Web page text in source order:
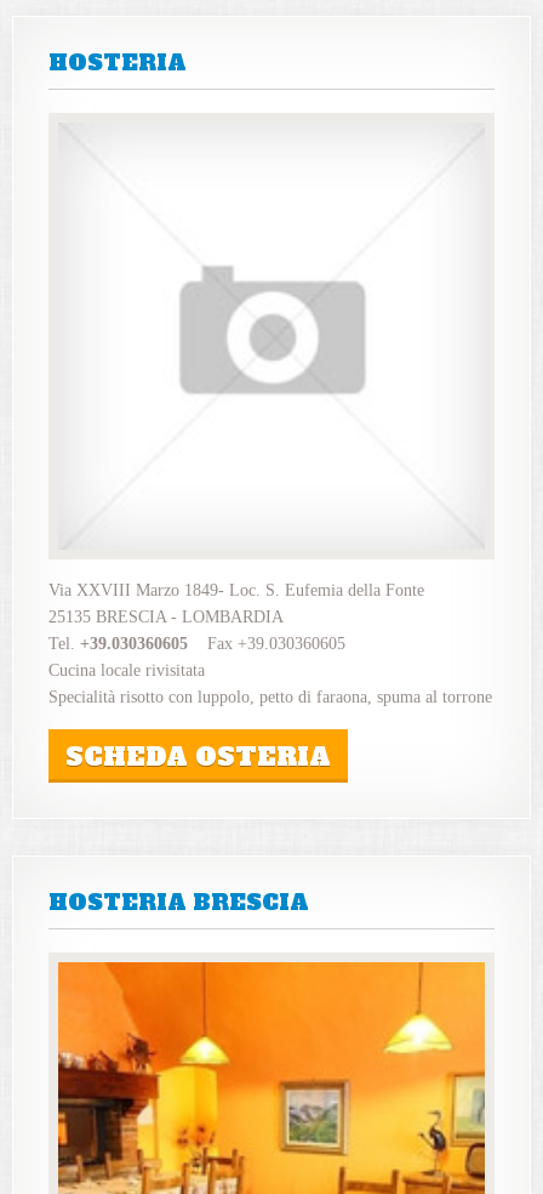
HOSTERIA
Via XXVIII Marzo 1849- Loc. S. Eufemia della Fonte
25135 BRESCIA - LOMBARDIA
Tel. +39.030360605 Fax +39.030360605
Cucina locale rivisitata
Specialità risotto con luppolo, petto di faraona, spuma al torrone
SCHEDA OSTERIA
HOSTERIA BRESCIA